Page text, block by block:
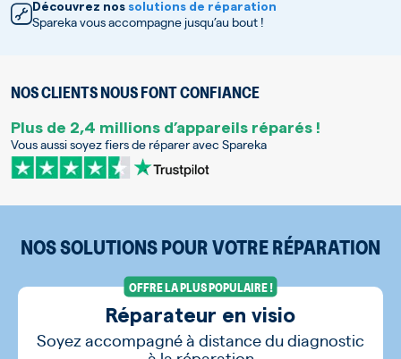
Découvrez nos solutions de réparation
Spareka vous accompagne jusqu’au bout !
NOS CLIENTS NOUS FONT CONFIANCE
Plus de 2,4 millions d’appareils réparés !
Vous aussi soyez fiers de réparer avec Spareka
NOS SOLUTIONS POUR VOTRE RÉPARATION
OFFRE LA PLUS POPULAIRE !
Réparateur en visio
Soyez accompagné à distance du diagnostic